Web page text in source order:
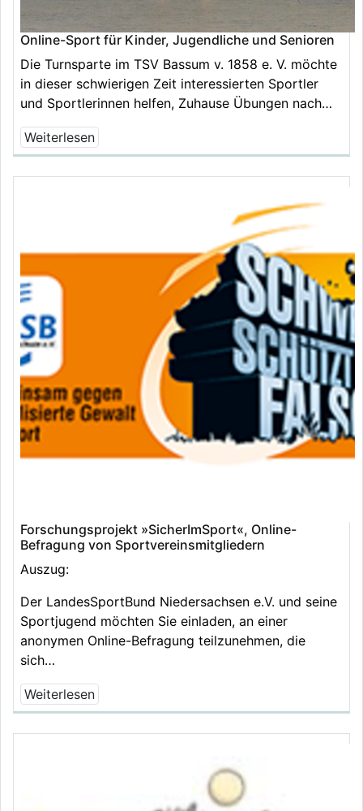
Online-Sport für Kinder, Jugendliche und Senioren
Die Turnsparte im TSV Bassum v. 1858 e. V. möchte
in dieser schwierigen Zeit interessierten Sportler
und Sportlerinnen helfen, Zuhause Übungen nach…
Weiterlesen
Forschungsprojekt »SicherImSport«, Online-
Befragung von Sportvereinsmitgliedern
Auszug:
Der LandesSportBund Niedersachsen e.V. und seine
Sportjugend möchten Sie einladen, an einer
anonymen Online-Befragung teilzunehmen, die
sich…
Weiterlesen